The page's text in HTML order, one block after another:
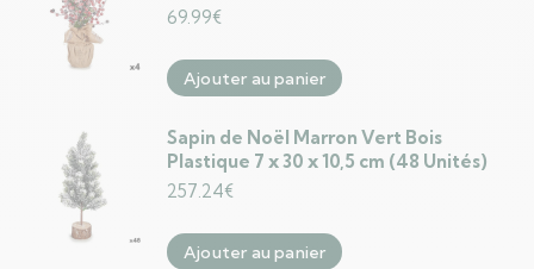
69.99€
Ajouter au panier
Sapin de Noël Marron Vert Bois
Plastique 7 x 30 x 10,5 cm (48 Unités)
257.24€
Ajouter au panier